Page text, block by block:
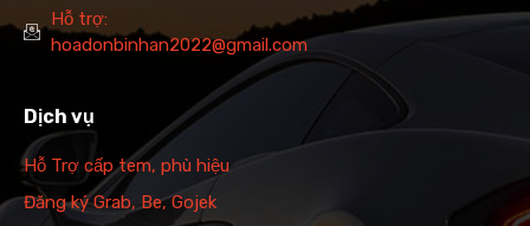
Hỗ trợ:
hoadonbinhan2022@gmail.com
Dịch vụ
Hỗ Trợ cấp tem, phù hiệu
Đăng ký Grab, Be, Gojek